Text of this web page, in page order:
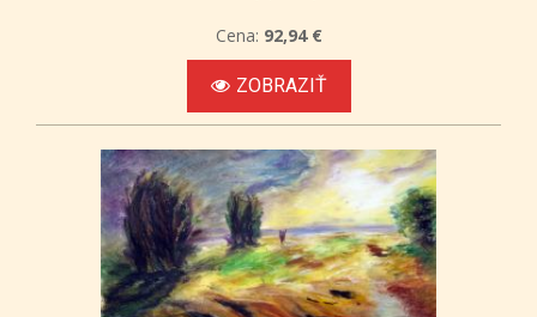
Cena: 92,94 €
ZOBRAZIŤ